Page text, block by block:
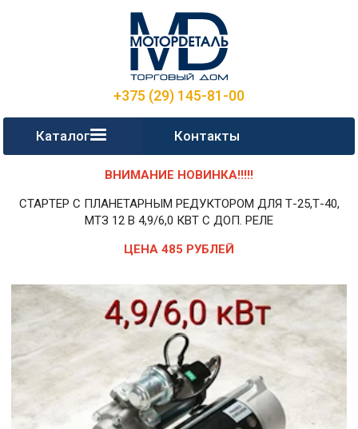
+375 (29) 145-81-00
Каталог Контакты
ВНИМАНИЕ НОВИНКА!!!!!
СТАРТЕР С ПЛАНЕТАРНЫМ РЕДУКТОРОМ ДЛЯ Т-25,Т-40,
МТЗ 12 В 4,9/6,0 КВТ С ДОП. РЕЛЕ
ЦЕНА 485 РУБЛЕЙ